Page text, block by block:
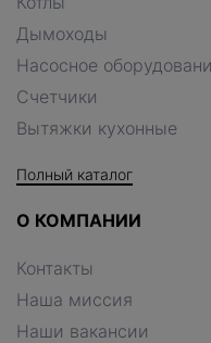
Дымоходы
Насосное
Счетчики
Вытяжки кухонные
Полный каталог
О КОМПАНИИ
Контакты
Наша миссия
Наши вакансии